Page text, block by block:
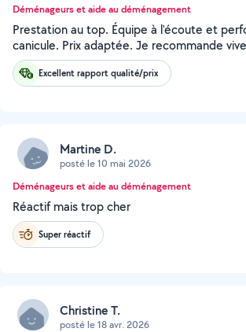
Déménageurs et aide au déménagement
Prestation au top. Équipe à l'écoute et
canicule. Prix adaptée. Je recommande
Excellent rapport qualité/prix
Martine D.
posté le 10 mai 2026
Déménageurs et aide au déménagement
Réactif mais trop cher
Super réactif
Christine T.
posté le 18 avr. 2026